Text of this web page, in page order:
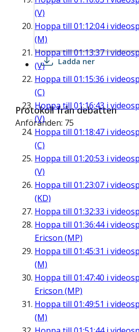
(V)
Hoppa till 01:12:04i
(M)
Hoppa till01:13:37i
(V)
Hoppa till 01:15:36 i
(C)
Hoppa till 01:16:43 i
(V)
Hoppa till 01:18:47 i
(C)
Hoppa till 01:20:53 i
(V)
Hoppa till 01:23:07 i
(KD)
Hoppa till 01:32:33 i
Hoppa till 01:36:44i
Ericson (MP)
Hoppa till 01:45:31 i
(M)
Hoppa till 01:47:40 i
Ericson (MP)
Hoppa till 01:49:51 i
(M)
Ladda ner
Protokoll från debatten
Anföranden: 75